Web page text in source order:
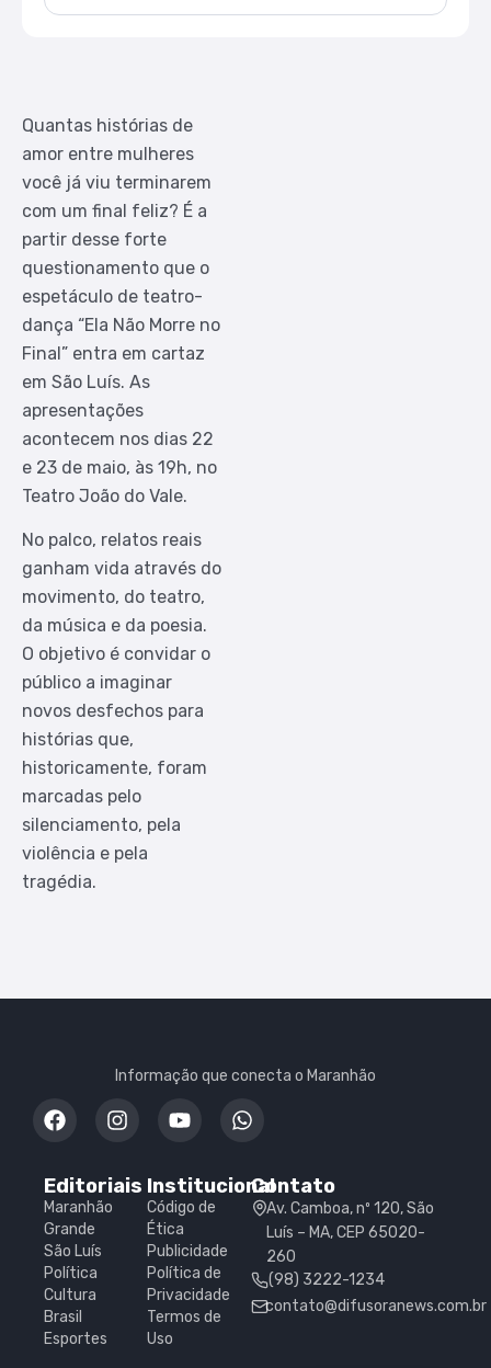
Quantas histórias de
amor entre mulheres
você já viu terminarem
com um final feliz? É a
partir desse forte
questionamento que o
espetáculo de teatro-
dança “Ela Não Morre no
Final” entra em cartaz
em São Luís. As
apresentações
acontecem nos dias 22
e 23 de maio, às 19h, no
Teatro João do Vale.
No palco, relatos reais
ganham vida através do
movimento, do teatro,
da música e da poesia.
O objetivo é convidar o
público a imaginar
novos desfechos para
histórias que,
historicamente, foram
marcadas pelo
silenciamento, pela
violência e pela
tragédia.
Informação que conecta o Maranhão
Editoriais
Maranhão
Grande
São Luís
Política
Cultura
Brasil
Esportes
Institucional
Código de
Ética
Publicidade
Política de
Privacidade
Termos de
Uso
Contato
Av. Camboa, nº 120, São
Luís – MA, CEP 65020-
260
(98) 3222-1234
contato@difusoranews.com.br